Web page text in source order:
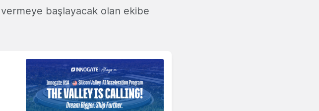
başlayacak olan ekibe